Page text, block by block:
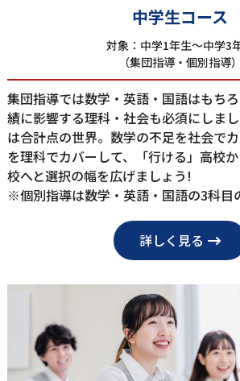
中学⽣コース
対象：中学1年⽣〜中学3
（集団指導‧個別指導）
集団指導では数学‧英語‧国語はもち
績に影響する理科‧社会も必須にしま
は合計点の世界。数学の不⾜を社会で
を理科でカバーして、「⾏ける」⾼校
校へと選択の幅を広げましょう!
※個別指導は数学‧英語‧国語の3科⽬
詳しく見る